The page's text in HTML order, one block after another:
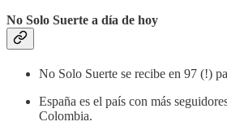
No Solo Suerte a día de hoy
No Solo Suerte se recibe en 97 (!)
España es el país con más
Colombia.